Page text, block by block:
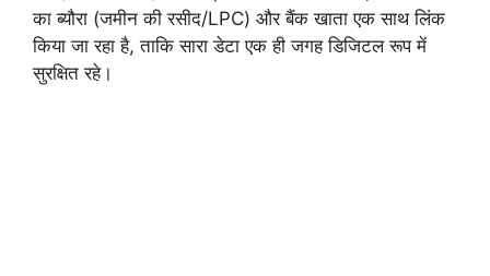
का ब्यौरा (जमीन की रसीद/LPC) और बैंक खाता एक साथ लिंक
किया जा रहा है, ताकि सारा डेटा एक ही जगह डिजिटल रूप में
सुरक्षित रहे।